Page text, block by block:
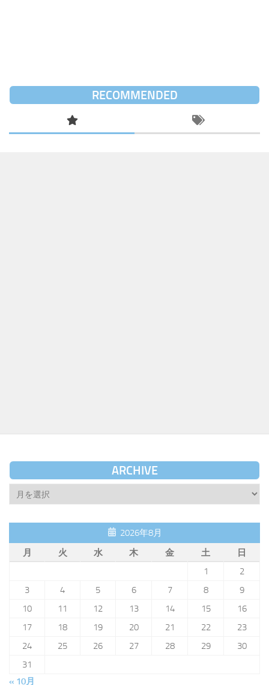
RECOMMENDED
ARCHIVE
Archive
2026年8月
月
火 水 木 金 土
日
1
2
3
4 5 6 7 8
9
10
11 12 13 14 15
16
17
18 19 20 21 22
23
24
25 26 27 28 29
30
31
« 10月